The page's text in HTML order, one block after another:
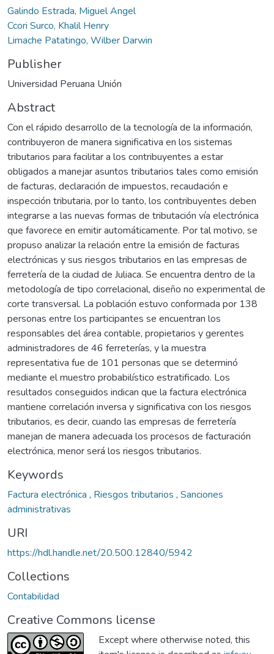
Galindo Estrada, Miguel Angel
Ccori Surco, Khalil Henry
Limache Patatingo, Wilber Darwin
Publisher
Universidad Peruana Unión
Abstract
Con el rápido desarrollo de la tecnología de la información,
contribuyeron de manera significativa en los sistemas
tributarios para facilitar a los contribuyentes a estar
obligados a manejar asuntos tributarios tales como emisión
de facturas, declaración de impuestos, recaudación e
inspección tributaria, por lo tanto, los contribuyentes deben
integrarse a las nuevas formas de tributación vía electrónica
que favorece en emitir automáticamente. Por tal motivo, se
propuso analizar la relación entre la emisión de facturas
electrónicas y sus riesgos tributarios en las empresas de
ferretería de la ciudad de Juliaca. Se encuentra dentro de la
metodología de tipo correlacional, diseño no experimental de
corte transversal. La población estuvo conformada por 138
personas entre los participantes se encuentran los
responsables del área contable, propietarios y gerentes
administradores de 46 ferreterías, y la muestra
representativa fue de 101 personas que se determinó
mediante el muestro probabilístico estratificado. Los
resultados conseguidos indican que la factura electrónica
mantiene correlación inversa y significativa con los riesgos
tributarios, es decir, cuando las empresas de ferretería
manejan de manera adecuada los procesos de facturación
electrónica, menor será los riesgos tributarios.
Keywords
Factura electrónica , Riesgos tributarios , Sanciones
administrativas
URI
https://hdl.handle.net/20.500.12840/5942
Collections
Contabilidad
Creative Commons license
Except where otherwise noted, this